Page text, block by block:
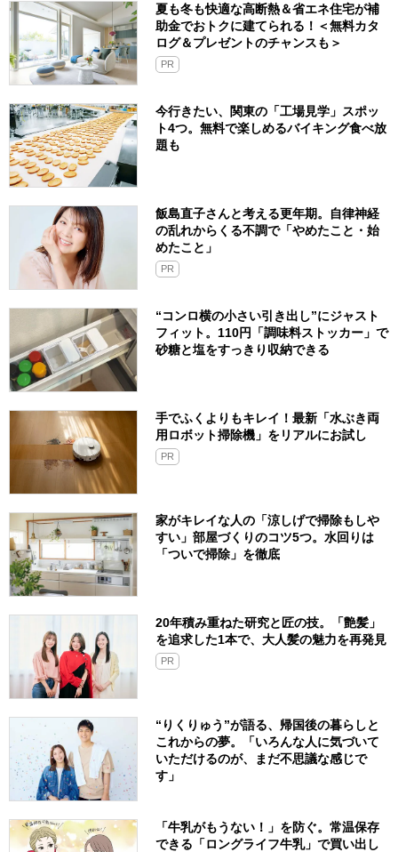
夏も冬も快適な高断熱＆省エネ住宅が補
助金でおトクに建てられる！＜無料カタ
ログ＆プレゼントのチャンスも＞
PR
今行きたい、関東の「工場見学」スポッ
ト4つ。無料で楽しめるバイキング食べ放
題も
飯島直子さんと考える更年期。自律神経
の乱れからくる不調で「やめたこと・始
めたこと」
PR
“コンロ横の小さい引き出し”にジャスト
フィット。110円「調味料ストッカー」で
砂糖と塩をすっきり収納できる
手でふくよりもキレイ！最新「水ぶき両
用ロボット掃除機」をリアルにお試し
PR
家がキレイな人の「涼しげで掃除もしや
すい」部屋づくりのコツ5つ。水回りは
「ついで掃除」を徹底
20年積み重ねた研究と匠の技。「艶髪」
を追求した1本で、大人髪の魅力を再発見
PR
“りくりゅう”が語る、帰国後の暮らしと
これからの夢。「いろんな人に気づいて
いただけるのが、まだ不思議な感じで
す」
「牛乳がもうない！」を防ぐ。常温保存
できる「ロングライフ牛乳」で買い出し